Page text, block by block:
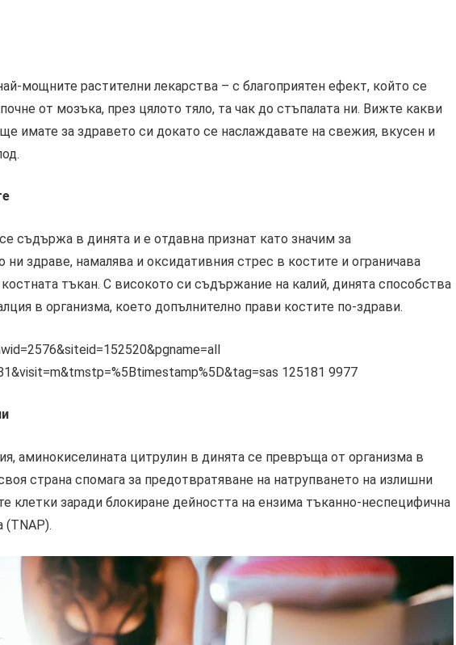
мощните растителни лекарства – с благоприятен ефект, който се
от мозъка, през цялото тяло, та чак до стъпалата ни. Вижте какви
имате за здравето си докато се наслаждавате на свежия, вкусен и
съдържа в динята и е отдавна признат като значим за
здраве, намалява и оксидативния стрес в костите и ограничава
тъкан. С високото си съдържание на калий, динята способства
в организма, което допълнително прави костите по-здрави.
аминокиселината цитрулин в динята се превръща от организма в
страна спомага за предотвратяване на натрупването на излишни
клетки заради блокиране дейността на ензима тъканно-неспецифична
(TNAP).